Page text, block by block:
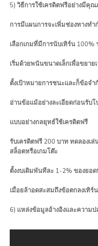
5) วิธีการใช้เครดิตฟรีอย่างมีคุ
การมีแผนการจะเพิ่มช่องทางทำ
เลือกเกมที่มีการนับเทิร์น 100%
เริ่มด้วยพนันขนาดเล็กเพื่อขยาย
ตั้งเป้าหมายการชนะและก็ข้อจ
อ่านข้อแม้อย่างละเอียดก่อนรับ
แบบอย่างกลยุทธ์ใช้เครดิตฟรี
รับเครดิตฟรี 200 บาท ทดลองเล่
สล็อตหรือเกมโต๊ะ
ตั้งงบเดิมพันทีละ 1-2% ของยอด
เมื่อยล้าอดสะสมถึงข้อตกลงเทิร์
6) แหล่งข้อมูลอ้างอิงและความ